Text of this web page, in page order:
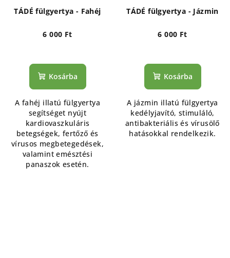
TÁDÉ fülgyertya - Fahéj
6 000 Ft
Kosárba
A fahéj illatú fülgyertya
segítséget nyújt
kardiovaszkuláris
betegségek, fertőző és
vírusos megbetegedések,
valamint emésztési
panaszok esetén.
TÁDÉ fülgyertya - Jázmin
6 000 Ft
Kosárba
A jázmin illatú fülgyertya
kedélyjavító, stimuláló,
antibakteriális és vírusölő
hatásokkal rendelkezik.